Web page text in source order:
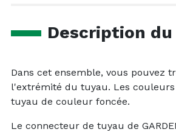
Description
Dans cet ensemble, vous
l'extrémité du tuyau. Les
tuyau de couleur foncée.
Le connecteur de tuyau de